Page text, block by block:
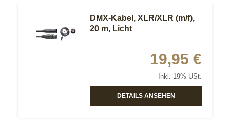
DMX-Kabel, XLR/XLR (m/f),
20 m, Licht
19,95 €
Inkl. 19% USt.
DETAILS ANSEHEN